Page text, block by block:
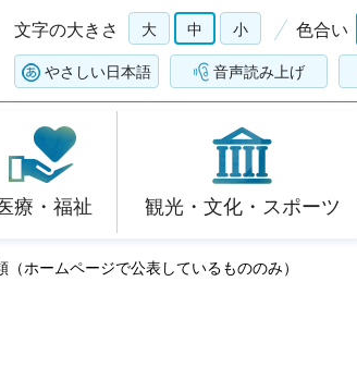
文字の大きさ 大 中 小 色合い
やさしい日本語 音声読み上げ
療・福祉 観光・文化・スポーツ
ホームページで公表しているもののみ）